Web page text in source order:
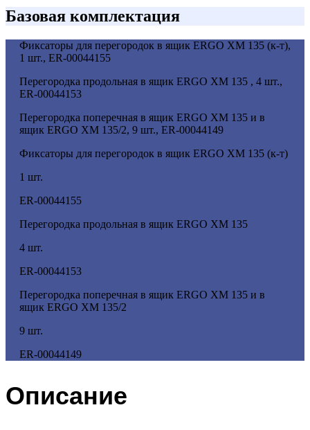
Базовая комплектация
Фиксаторы для перегородок в ящик ERGO XM 135 (к-т),
1 шт., ER-00044155
Перегородка продольная в ящик ERGO XM 135 , 4 шт.,
ER-00044153
Перегородка поперечная в ящик ERGO XM 135 и в
ящик ERGO XM 135/2, 9 шт., ER-00044149
Фиксаторы для перегородок в ящик ERGO XM 135 (к-т)
1 шт.
ER-00044155
Перегородка продольная в ящик ERGO XM 135
4 шт.
ER-00044153
Перегородка поперечная в ящик ERGO XM 135 и в
ящик ERGO XM 135/2
9 шт.
ER-00044149
Описание